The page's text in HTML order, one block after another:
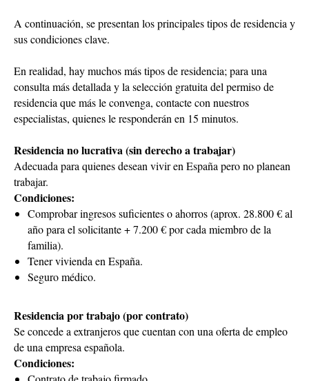
A continuación, se presentan los principales tipos de residencia y
sus condiciones clave.
En realidad, hay muchos más tipos de residencia; para una
consulta más detallada y la selección gratuita del permiso de
residencia que más le convenga, contacte con nuestros
especialistas, quienes le responderán en 15 minutos.
Residencia no lucrativa (sin derecho a trabajar)
Adecuada para quienes desean vivir en España pero no planean
trabajar.
Condiciones:
Comprobar ingresos suficientes o ahorros (aprox. 28.800 € al
año para el solicitante + 7.200 € por cada miembro de la
familia).
Tener vivienda en España.
Seguro médico.
Residencia por trabajo (por contrato)
Se concede a extranjeros que cuentan con una oferta de empleo
de una empresa española.
Condiciones: